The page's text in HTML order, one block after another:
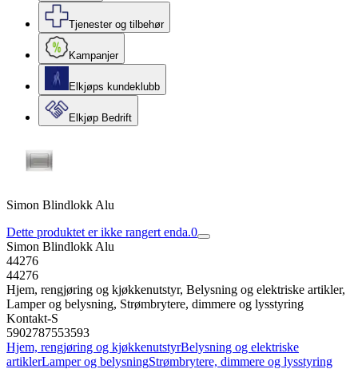
Tjenester og tilbehør
Kampanjer
Elkjøps kundeklubb
Elkjøp Bedrift
Simon Blindlokk Alu
Dette produktet er ikke rangert enda.0
Simon Blindlokk Alu
44276
44276
Hjem, rengjøring og kjøkkenutstyr, Belysning og elektriske artikler,
Lamper og belysning, Strømbrytere, dimmere og lysstyring
Kontakt-S
5902787553593
Hjem, rengjøring og kjøkkenutstyrBelysning og elektriske
artiklerLamper og belysningStrømbrytere, dimmere og lysstyring